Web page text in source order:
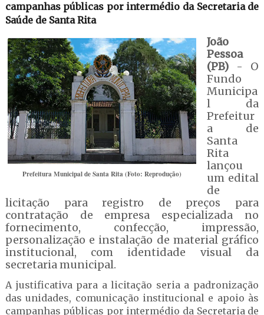
campanhas públicas por intermédio da Secretaria de
Saúde de Santa Rita
Prefeitura Municipal de Santa Rita (Foto: Reprodução)
João
Pessoa
(PB)- O
Fundo
Municipa
l da
Prefeitur
a de
Santa
Rita
lançou
um edital
de
licitação para registro de preços para
contratação de empresa especializada no
fornecimento, confecção, impressão,
personalização e instalação de material gráfico
institucional, com identidade visual da
secretaria municipal.
A justificativa para a licitação seria a padronização
das unidades, comunicação institucional e apoio às
campanhas públicas por intermédio da Secretaria de